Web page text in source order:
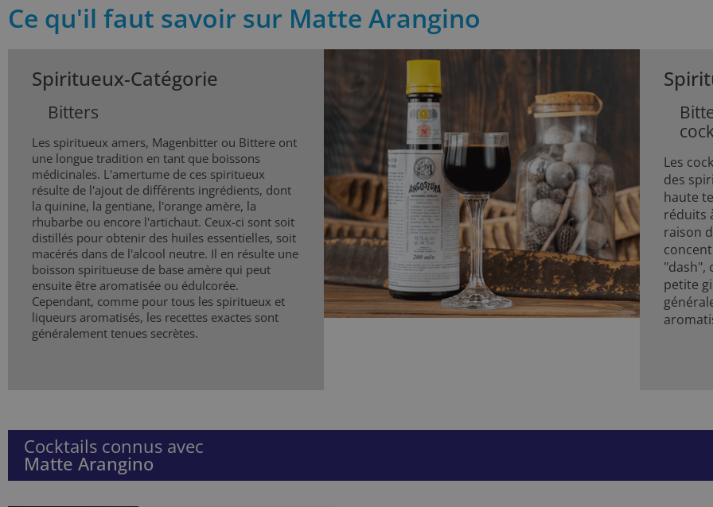
Ce qu'il faut savoir sur Matte Arangino
Spiritueux-Catégorie
Bitters
Les spiritueux amers, Magenbitter ou Bittere ont
une longue tradition en tant que boissons
médicinales. L'amertume de ces spiritueux
résulte de l'ajout de différents ingrédients, dont
la quinine, la gentiane, l'orange amère, la
rhubarbe ou encore l'artichaut. Ceux-ci sont soit
distillés pour obtenir des huiles essentielles, soit
macérés dans de l'alcool neutre. Il en résulte une
boisson spiritueuse de base amère qui peut
ensuite être aromatisée ou édulcorée.
Cependant, comme pour tous les spiritueux et
liqueurs aromatisés, les recettes exactes sont
généralement tenues secrètes.
Les
des
haute
réduits
raison
"dash",
petite
Cocktails connus avec
Matte Arangino